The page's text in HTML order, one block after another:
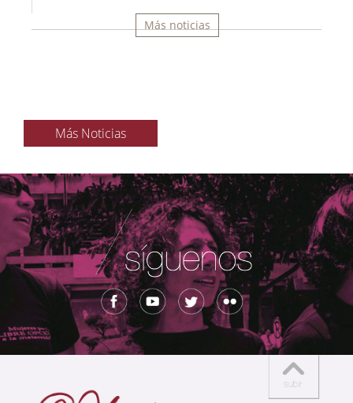
Más noticias
Más Noticias